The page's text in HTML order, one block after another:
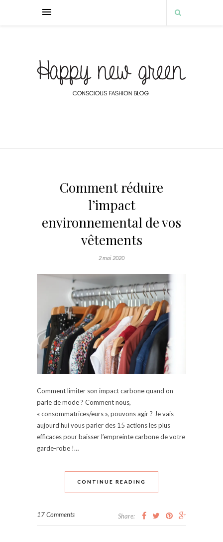
Comment réduire
l’impact
environnemental de vos
vêtements
2 mai 2020
Comment limiter son impact carbone quand on
parle de mode ? Comment nous,
« consommatrices/eurs », pouvons agir ? Je vais
aujourd’hui vous parler des 15 actions les plus
efficaces pour baisser l’empreinte carbone de votre
garde-robe !…
CONTINUE READING
17 Comments Share: